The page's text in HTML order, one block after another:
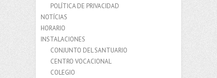
POLÍTICA DE PRIVACIDAD
NOTÍCIAS
HORARIO
INSTALACIONES
CONJUNTO DEL SANTUARIO
CENTRO VOCACIONAL
COLEGIO